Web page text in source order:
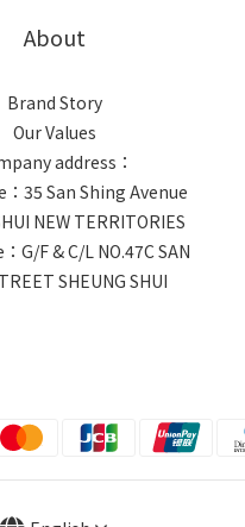
About
Brand Story
Our Values
address：
：35 San Shing Avenue
NEW TERRITORIES
G/F & C/L NO.47C SAN
SHEUNG SHUI